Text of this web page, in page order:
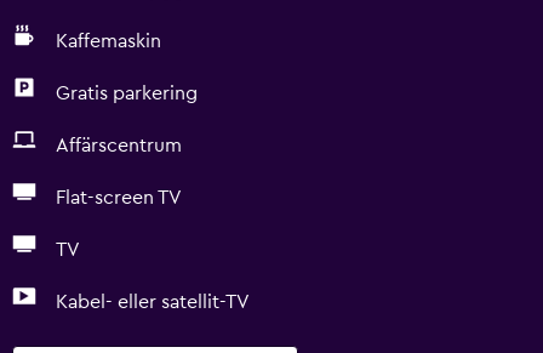
Kaffemaskin
Gratis parkering
Affärscentrum
Flat-screen TV
TV
Kabel- eller satellit-TV